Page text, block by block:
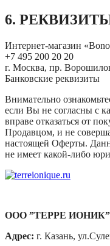
6.
Интернет-магазин
+7 495 200 20 20
г. Москва, пр.
Банковские реквизиты
Внимательно
если Вы не согласны с
вправе отказаться от
Продавцом, и не
настоящей Оферты.
не имеет какой-либо
ООО ”ТЕРРЕ ИОНИК”
Адрес: г. Казань,